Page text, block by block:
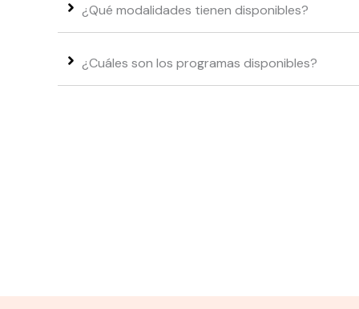
¿Qué modalidades tienen disponibles?
¿Cuáles son los programas disponibles?